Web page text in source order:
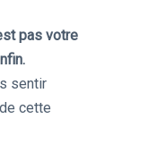
pas votre
sentir
cette